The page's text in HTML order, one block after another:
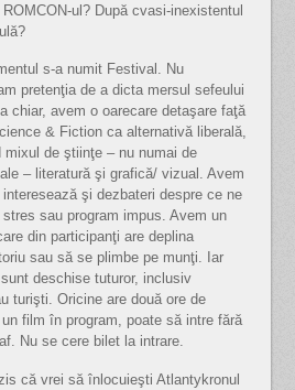
ul? După cvasi-inexistentul
s-a numit Festival. Nu
pretenţia de a dicta mersul sefeului
chiar, avem o oarecare detaşare faţă
& Fiction ca alternativă liberală,
de ştiinţe – nu numai de
– literatură şi grafică/ vizual. Avem
şi dezbateri despre ce ne
sau program impus. Avem un
din participanţi are deplina
sau să se plimbe pe munţi. Iar
deschise tuturor, inclusiv
turişti. Oricine are două ore de
film în program, poate să intre fără
Nu se cere bilet la intrare.
că vrei să înlocuieşti Atlantykronul